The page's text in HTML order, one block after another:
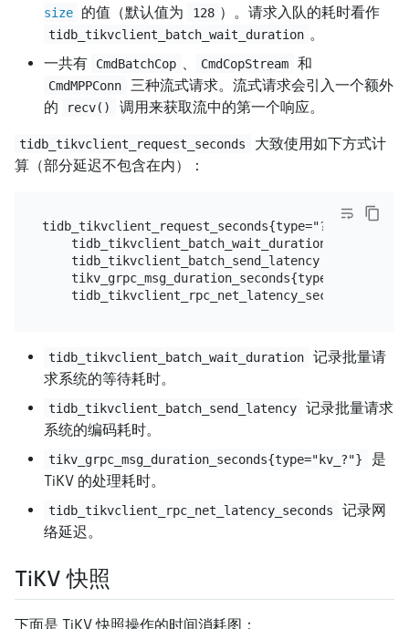
size
的值（默认值为 128 ）。请求入队的耗时看作
tidb_tikvclient_batch_wait_duration 。
一共有
CmdBatchCop CmdCopStream 和
CmdMPPConn
三种流式请求。流式请求会引入一个额外
的
recv() 调用来获取流中的第一个响应。
tidb_tikvclient_request_seconds
大致使用如下方式计
算（部分延迟不包含在内）：
tidb_tikvclient_request_seconds{type="?"} =
    tidb_tikvclient_batch_wait_duration +
    tidb_tikvclient_batch_send_latency +
    tikv_grpc_msg_duration_seconds{type="kv_?"} +
tidb_tikvclient_batch_wait_duration
记录批量请
求系统的等待耗时。
tidb_tikvclient_batch_send_latency
记录批量请求
系统的编码耗时。
tikv_grpc_msg_duration_seconds{type="kv_?"}
是
TiKV 的处理耗时。
tidb_tikvclient_rpc_net_latency_seconds
记录网
络延迟。
TiKV 快照
下面是 TiKV 快照操作的时间消耗图：